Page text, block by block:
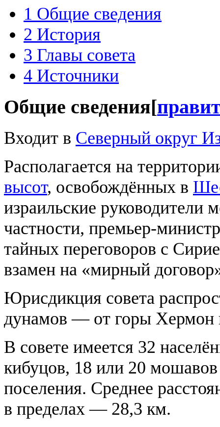
1 Общие сведения
2 История
3 Главы совета
4 Источники
Общие сведения[
Входит в Северный округ
Располагается на
высот, освобождённых в
израильские руководители
частности, премьер-
тайных переговоров с
взамен на «мирный
Юрисдикция совета
дунамов — от горы Хермон
В совете имеется 32
кибуцов, 18 или 20
поселения. Среднее
в пределах — 28,3 км.